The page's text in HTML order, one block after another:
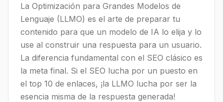
La Optimización para Grandes Modelos de
Lenguaje (LLMO) es el arte de preparar tu
contenido para que un modelo de IA lo elija y lo
use al construir una respuesta para un usuario.
La diferencia fundamental con el SEO clásico es
la meta final. Si el SEO lucha por un puesto en
el top 10 de enlaces, ¡la LLMO lucha por ser la
esencia misma de la respuesta generada!